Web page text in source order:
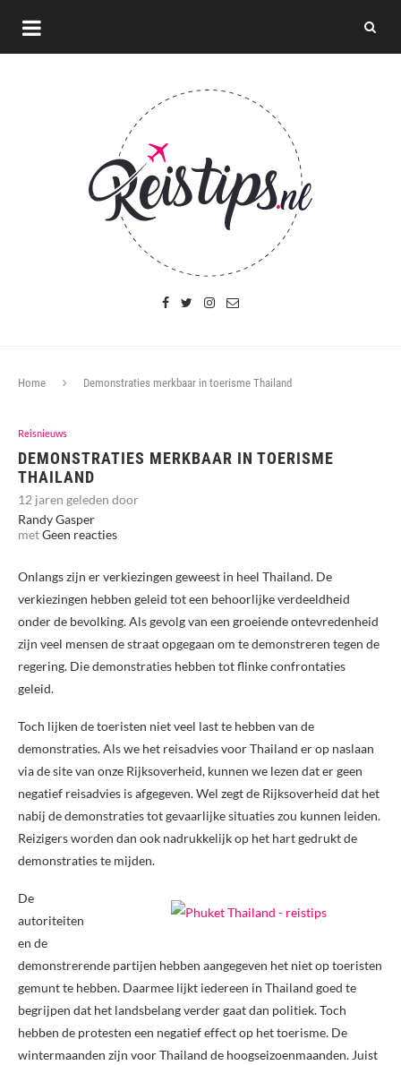
Home Demonstraties merkbaar in toerisme Thailand
Reisnieuws
DEMONSTRATIES MERKBAAR IN TOERISME
THAILAND
12 jaren geleden door
Randy Gasper
metGeen reacties
Onlangs zijn er verkiezingen geweest in heel Thailand. De
verkiezingen hebben geleid tot een behoorlijke verdeeldheid
onder de bevolking. Als gevolg van een groeiende ontevredenheid
zijn veel mensen de straat opgegaan om te demonstreren tegen de
regering. Die demonstraties hebben tot flinke confrontaties
geleid.
Toch lijken de toeristen niet veel last te hebben van de
demonstraties. Als we het reisadvies voor Thailand er op naslaan
via de site van onze Rijksoverheid, kunnen we lezen dat er geen
negatief reisadvies is afgegeven. Wel zegt de Rijksoverheid dat het
nabij de demonstraties tot gevaarlijke situaties zou kunnen leiden.
Reizigers worden dan ook nadrukkelijk op het hart gedrukt de
demonstraties te mijden.
De
autoriteiten
en de
demonstrerende partijen hebben aangegeven het niet op toeristen
gemunt te hebben. Daarmee lijkt iedereen in Thailand goed te
begrijpen dat het landsbelang verder gaat dan politiek. Toch
hebben de protesten een negatief effect op het toerisme. De
wintermaanden zijn voor Thailand de hoogseizoenmaanden. Juist